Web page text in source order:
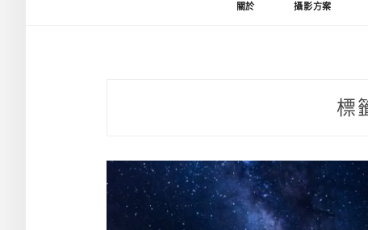
關於 攝影方案
標